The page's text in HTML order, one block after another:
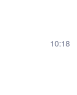
10:18